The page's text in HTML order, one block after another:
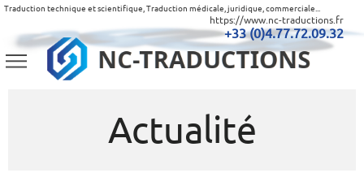
Traduction technique et scientifique, Traduction médicale, juridique, commerciale...
https://www.nc-traductions.fr
+33 (0)4.77.72.09.32
Actualité